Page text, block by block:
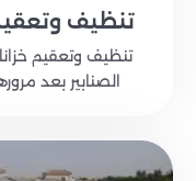
تنظيف
تنظيف وتعقيم
الصنابير بعد